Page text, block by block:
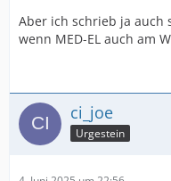
Aber ich schrieb ja auch
wenn MED-EL auch am
ci_joe
Urgestein